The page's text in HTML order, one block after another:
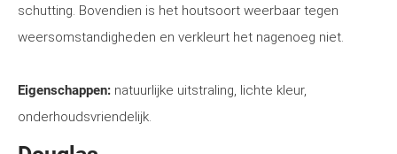
schutting. Bovendien is het houtsoort weerbaar tegen
weersomstandigheden en verkleurt het nagenoeg niet.
Eigenschappen: natuurlijke uitstraling, lichte kleur,
onderhoudsvriendelijk.